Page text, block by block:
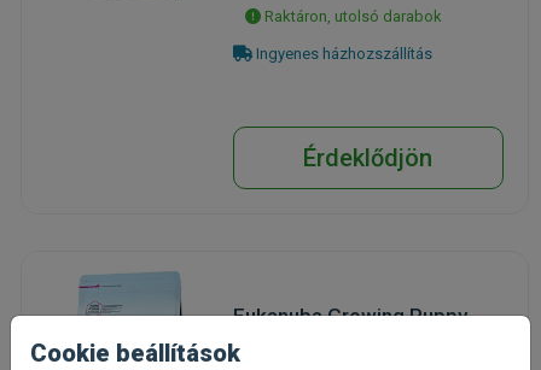
Raktáron, utolsó darabok
Ingyenes házhozszállítás
Érdeklődjön
Eukanuba Growing Puppy
Large Breed 3kg
Cookie beállítások